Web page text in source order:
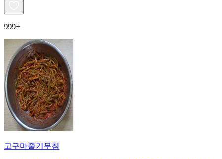
999+
고구마줄기무침